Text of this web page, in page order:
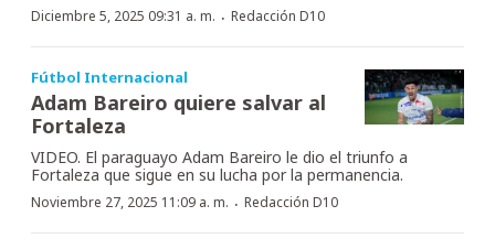
Diciembre 5, 2025 09:31 a. m. · Redacción D10
Fútbol Internacional
Adam Bareiro quiere salvar al
Fortaleza
VIDEO. El paraguayo Adam Bareiro le dio el triunfo a
Fortaleza que sigue en su lucha por la permanencia.
Noviembre 27, 2025 11:09 a. m. · Redacción D10